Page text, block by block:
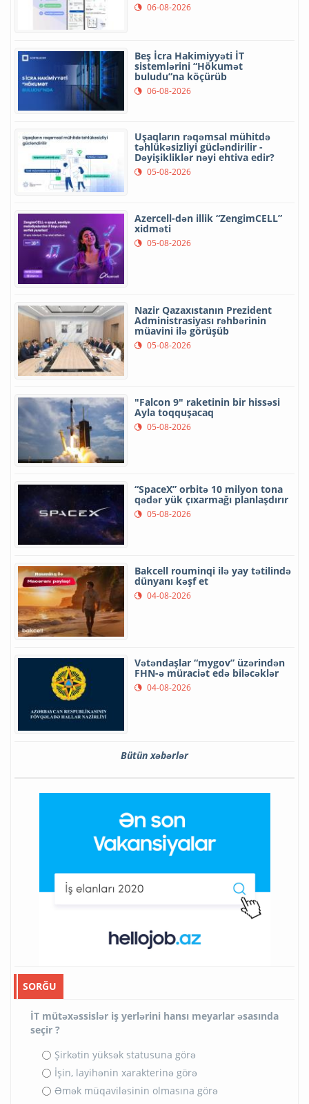
06-08-2026
Beş İcra Hakimiyyəti İT
sistemlərini “Hökumət
buludu”na köçürüb
06-08-2026
Uşaqların rəqəmsal mühitdə
təhlükəsizliyi gücləndirilir -
Dəyişikliklər nəyi ehtiva edir?
05-08-2026
Azercell-dən illik “ZengimCELL”
xidməti
05-08-2026
Nazir Qazaxıstanın Prezident
Administrasiyası rəhbərinin
müavini ilə görüşüb
05-08-2026
"Falcon 9" raketinin bir hissəsi
Ayla toqquşacaq
05-08-2026
“SpaceX” orbitə 10 milyon tona
qədər yük çıxarmağı planlaşdırır
05-08-2026
Bakcell rouminqi ilə yay tətilində
dünyanı kəşf et
04-08-2026
Vətəndaşlar “mygov” üzərindən
FHN-ə müraciət edə biləcəklər
04-08-2026
Bütün xəbərlər
SORĞU
İT mütəxəssislər iş yerlərini hansı meyarlar əsasında
seçir ?
Şirkətin yüksək statusuna görə
İşin, layihənin xarakterinə görə
Əmək müqaviləsinin olmasına görə